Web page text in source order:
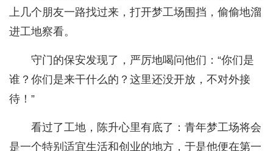
上几个朋友一路找过来，打开梦工场围挡，偷偷地溜
进工地察看。
守门的保安发现了，严厉地喝问他们：“你们是
谁？你们是来干什么的？这里还没开放，不对外接
待！”
看过了工地，陈升心里有底了：青年梦工场将会
是一个特别适宜生活和创业的地方，于是他便在第一